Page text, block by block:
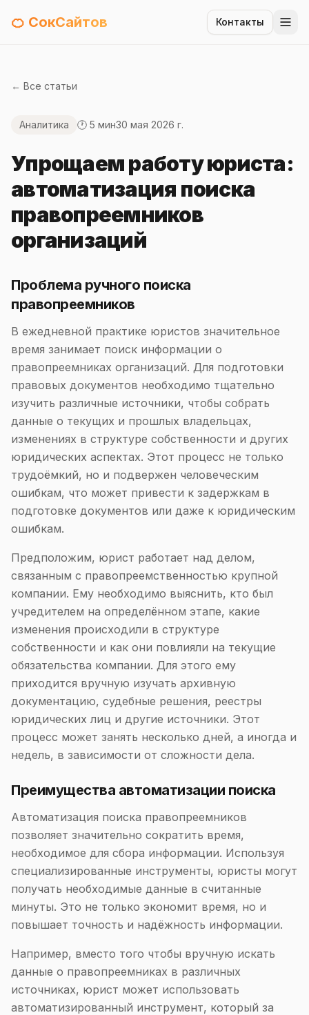
🍊 СокСайтов Контакты
← Все статьи
Аналитика 🕐 5 мин30 мая 2026 г.
Упрощаем работу юриста:
автоматизация поиска
правопреемников
организаций
Проблема ручного поиска
правопреемников
В ежедневной практике юристов значительное
время занимает поиск информации о
правопреемниках организаций. Для подготовки
правовых документов необходимо тщательно
изучить различные источники, чтобы собрать
данные о текущих и прошлых владельцах,
изменениях в структуре собственности и других
юридических аспектах. Этот процесс не только
трудоёмкий, но и подвержен человеческим
ошибкам, что может привести к задержкам в
подготовке документов или даже к юридическим
ошибкам.
Предположим, юрист работает над делом,
связанным с правопреемственностью крупной
компании. Ему необходимо выяснить, кто был
учредителем на определённом этапе, какие
изменения происходили в структуре
собственности и как они повлияли на текущие
обязательства компании. Для этого ему
приходится вручную изучать архивную
документацию, судебные решения, реестры
юридических лиц и другие источники. Этот
процесс может занять несколько дней, а иногда и
недель, в зависимости от сложности дела.
Преимущества автоматизации поиска
Автоматизация поиска правопреемников
позволяет значительно сократить время,
необходимое для сбора информации. Используя
специализированные инструменты, юристы могут
получать необходимые данные в считанные
минуты. Это не только экономит время, но и
повышает точность и надёжность информации.
Например, вместо того чтобы вручную искать
данные о правопреемниках в различных
источниках, юрист может использовать
автоматизированный инструмент, который за